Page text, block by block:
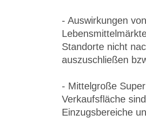
- Auswirkungen
Standorte nicht
auszuschließen
- Mittelgroße
Verkaufsfläche
Einzugsbereiche